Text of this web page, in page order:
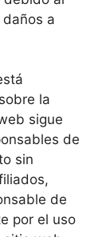
a
la
sigue
de
sin
de
por el uso